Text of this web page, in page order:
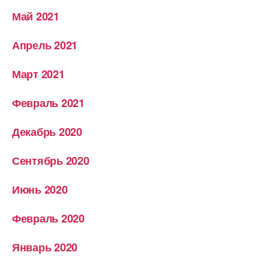
Май 2021
Апрель 2021
Март 2021
Февраль 2021
Декабрь 2020
Сентябрь 2020
Июнь 2020
Февраль 2020
Январь 2020